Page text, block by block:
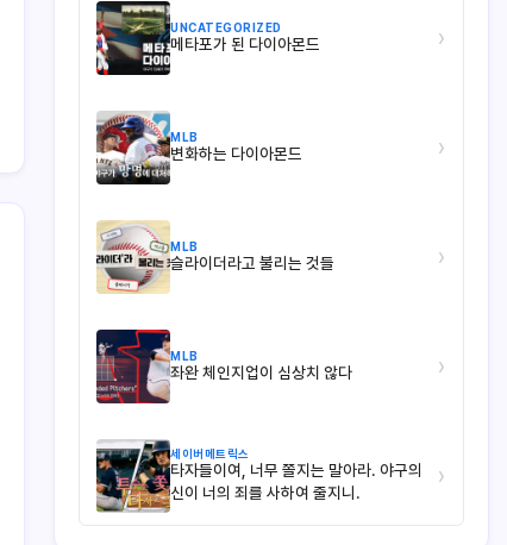
UNCATEGORIZED
메타포가 된 다이아몬드 ›
MLB
변화하는 다이아몬드 ›
MLB
슬라이더라고 불리는 것들 ›
MLB
좌완 체인지업이 심상치 않다 ›
세이버메트릭스
타자들이여, 너무 쫄지는 말아라. 야구의
신이 너의 죄를 사하여 줄지니.
›